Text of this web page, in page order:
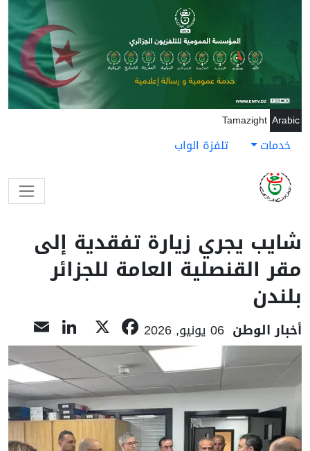
تجاوز إلى المحتوى الرئيسي
Arabic
Tamazight
خدمات تلفزة الواب
شايب يجري زيارة تفقدية إلى
مقر القنصلية العامة للجزائر
بلندن
أخبار الوطن 06 يونيو, 2026 Facebook